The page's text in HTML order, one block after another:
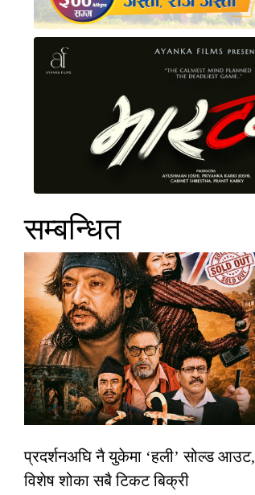
सम्बन्धित
प्रदर्शनअघि नै युकेमा ‘हली’ सोल्ड आउट,
विशेष शोका सबै टिकट बिक्री